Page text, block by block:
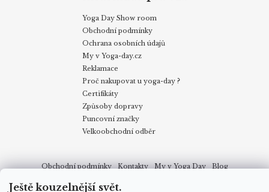
Ještě kouzelnější svět.
Yoga Day Show room
Obchodní podmínky
Ochrana osobních údajů
My v Yoga-day.cz
Reklamace
Proč nakupovat u yoga-day ?
Certifikáty
Způsoby dopravy
Puncovní značky
Velkoobchodní odběr
Obchodní podmínky Kontakty My v Yoga Day
Blog
Způsoby dopravy